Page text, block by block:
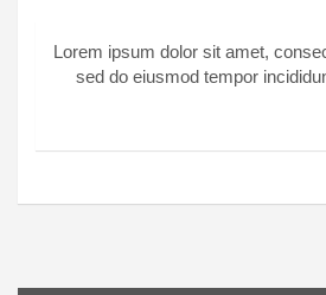
Lorem ipsum dolor sit amet,
sed do eiusmod tempor